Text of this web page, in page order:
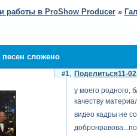
работы в ProShow Producer »
сложено
Поделиться
1 11-
у моего родного,
качеству
видео кадры не